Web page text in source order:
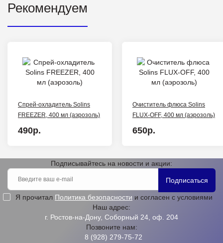
Рекомендуем
Спрей-охладитель Solins
FREEZER, 400 мл (аэрозоль)
490р.
Очиститель флюса Solins
FLUX-OFF, 400 мл (аэрозоль)
650р.
Подписывайтесь на новости и акции:
Подписаться
Я прочитал Политика безопасности и согласен с условиями
Наш адрес:
г. Ростов-на-Дону, Соборный 24, оф. 204
Позвоните нам:
8 (928) 279-75-72